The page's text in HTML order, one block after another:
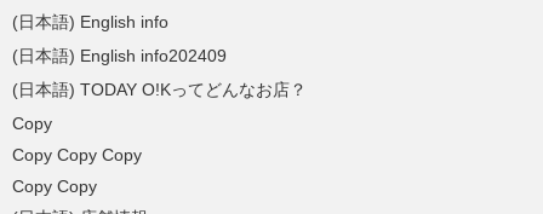
(日本語) English info
(日本語) English info202409
(日本語) TODAY O!Kってどんなお店？
Copy
Copy Copy Copy
Copy Copy